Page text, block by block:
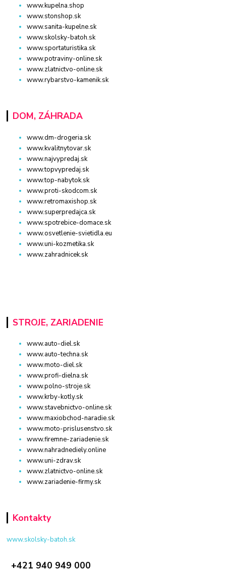
www.kupelna.shop
www.stonshop.sk
www.sanita-kupelne.sk
www.skolsky-batoh.sk
www.sportaturistika.sk
www.potraviny-online.sk
www.zlatnictvo-online.sk
www.rybarstvo-kamenik.sk
DOM, ZÁHRADA
www.dm-drogeria.sk
www.kvalitnytovar.sk
www.najvypredaj.sk
www.topvypredaj.sk
www.top-nabytok.sk
www.proti-skodcom.sk
www.retromaxishop.sk
www.superpredajca.sk
www.spotrebice-domace.sk
www.osvetlenie-svietidla.eu
www.uni-kozmetika.sk
www.zahradnicek.sk
STROJE, ZARIADENIE
www.auto-diel.sk
www.auto-techna.sk
www.moto-diel.sk
www.profi-dielna.sk
www.polno-stroje.sk
www.krby-kotly.sk
www.stavebnictvo-online.sk
www.maxiobchod-naradie.sk
www.moto-prislusenstvo.sk
www.firemne-zariadenie.sk
www.nahradnediely.online
www.uni-zdrav.sk
www.zlatnictvo-online.sk
www.zariadenie-firmy.sk
Kontakty
www.skolsky-batoh.sk
+421 940 949 000